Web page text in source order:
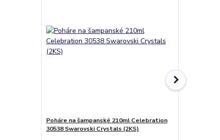
Poháre na šampanské 210ml Celebration
30538 Swarovski Crystals (2KS)